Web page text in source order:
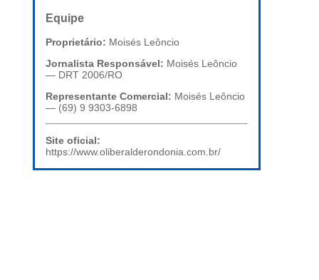
Equipe
Proprietário: Moisés Leôncio
Jornalista Responsável: Moisés Leôncio
— DRT 2006/RO
Representante Comercial: Moisés Leôncio
— (69) 9 9303-6898
Site oficial:
https://www.oliberalderondonia.com.br/